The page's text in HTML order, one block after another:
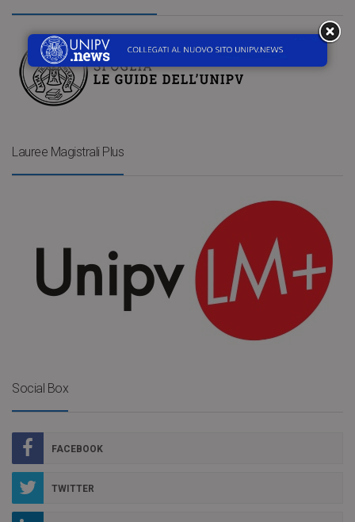
Lauree Magistrali Plus
Social Box
FACEBOOK
TWITTER